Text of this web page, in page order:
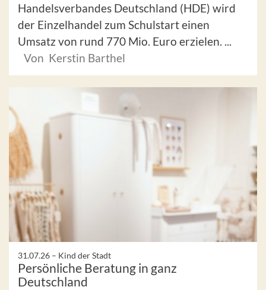
Handelsverbandes Deutschland (HDE) wird
der Einzelhandel zum Schulstart einen
Umsatz von rund 770 Mio. Euro erzielen. ...
Von Kerstin Barthel
31.07.26 – Kind der Stadt
Persönliche Beratung in ganz
Deutschland